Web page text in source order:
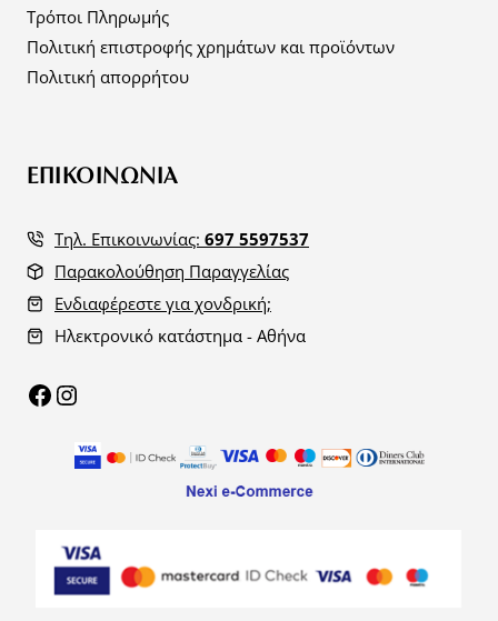
Τρόποι Πληρωμής
Πολιτική επιστροφής χρημάτων και προϊόντων
Πολιτική απορρήτου
ΕΠΙΚΟΙΝΩΝΙΑ
Τηλ. Επικοινωνίας: 697 5597537
Παρακολούθηση Παραγγελίας
Ενδιαφέρεστε για χονδρική;
Ηλεκτρονικό κατάστημα - Αθήνα
Facebook
Instagram